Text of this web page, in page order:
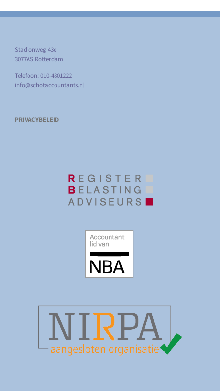
Stadionweg 43e
3077AS Rotterdam
Telefoon: 010-4801222
info@schotaccountants.nl
PRIVACYBELEID